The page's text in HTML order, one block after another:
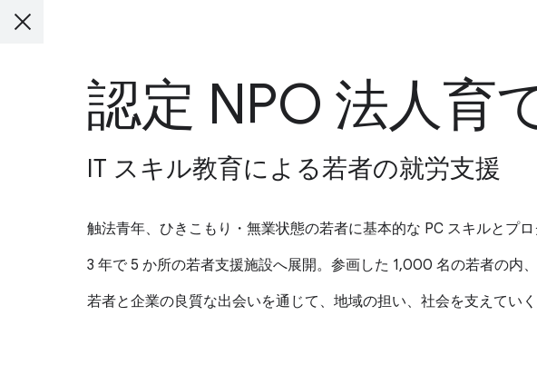
認定 NPO 法人育
IT スキル教育による若者の就労支援
触法青年、ひきこもり・無業状態の若者に基本的な PC スキルとプ
3 年で 5 か所の若者支援施設へ展開。参画した 1,000 名の若者の内
若者と企業の良質な出会いを通じて、地域の担い、社会を支えていく